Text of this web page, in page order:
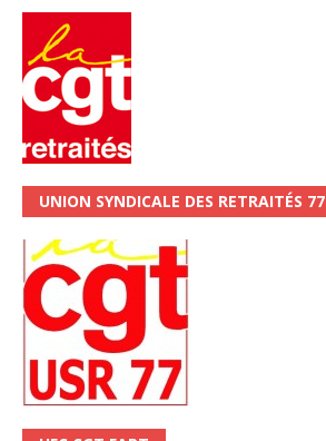
UNION SYNDICALE DES RETRAITÉS 77